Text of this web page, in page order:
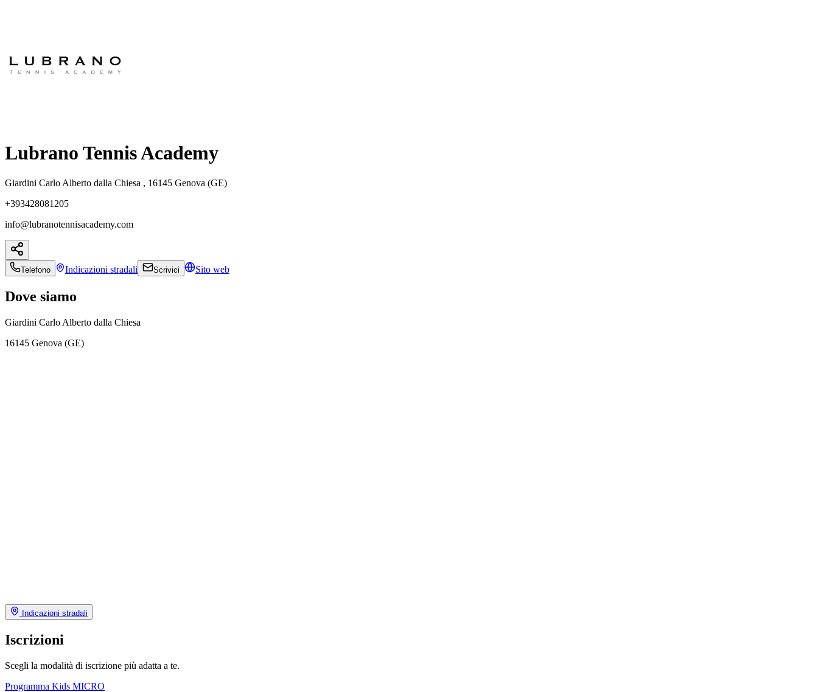
Lubrano Tennis Academy
Giardini Carlo Alberto dalla Chiesa , 16145 Genova (GE)
+393428081205
info@lubranotennisacademy.com
Telefono Indicazioni stradali Scrivici Sito web
Dove siamo
Giardini Carlo Alberto dalla Chiesa
16145 Genova (GE)
Indicazioni stradali
Iscrizioni
Scegli la modalità di iscrizione più adatta a te.
Programma Kids MICRO